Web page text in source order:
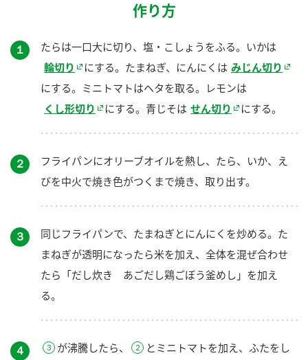
作り方
１
たらは一口大に切り、塩・こしょうをふる。いかは
輪切り
にする。たまねぎ、にんにくは みじん切り
にする。ミニトマトはヘタを取る。レモンは
くし形切り
にする。青じそは せん切り にする。
２
フライパンにオリーブオイルを熱し、たら、いか、え
びを中火で焼き色がつくまで焼き、取り出す。
３
同じフライパンで、たまねぎとにんにくを炒める。た
まねぎが透明になったら米を加え、全体を混ぜ合わせ
たら「だし炊き あごだし鶏ごぼう釜めし」を加え
る。
４ が沸騰したら、 とミニトマトを加え、ふたをし